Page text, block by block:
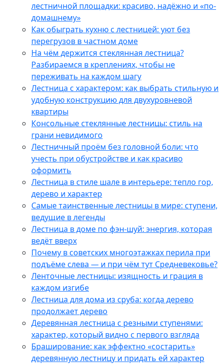
лестничной площадки: красиво, надёжно и «по-
домашнему»
Как обыграть кухню с лестницей: уют без
перегрузов в частном доме
На чём держится стеклянная лестница?
Разбираемся в креплениях, чтобы не
переживать на каждом шагу
Лестница с характером: как выбрать стильную и
удобную конструкцию для двухуровневой
квартиры
Консольные стеклянные лестницы: стиль на
грани невидимого
Лестничный проём без головной боли: что
учесть при обустройстве и как красиво
оформить
Лестница в стиле шале в интерьере: тепло гор,
дерево и характер
Самые таинственные лестницы в мире: ступени,
ведущие в легенды
Лестница в доме по фэн-шуй: энергия, которая
ведёт вверх
Почему в советских многоэтажках перила при
подъёме слева — и при чём тут Средневековье?
Ленточные лестницы: изящность и грация в
каждом изгибе
Лестница для дома из сруба: когда дерево
продолжает дерево
Деревянная лестница с резными ступенями:
характер, который видно с первого взгляда
Браширование: как эффектно «состарить»
деревянную лестницу и придать ей характер